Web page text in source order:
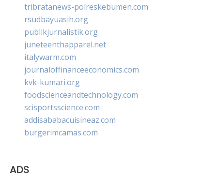
tribratanews-polreskebumen.com
rsudbayuasih.org
publikjurnalistik.org
juneteenthapparel.net
italywarm.com
journaloffinanceeconomics.com
kvk-kumari.org
foodscienceandtechnology.com
scisportsscience.com
addisababacuisineaz.com
burgerimcamas.com
ADS